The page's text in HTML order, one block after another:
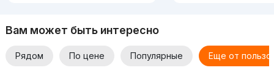
Вам может быть интересно
Рядом По цене Популярные Еще от